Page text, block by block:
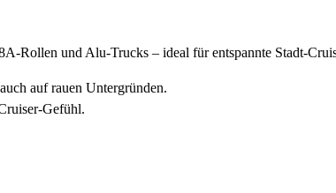
und Alu-Trucks – ideal für entspannte Stadt-
auf rauen Untergründen.
Gefühl.